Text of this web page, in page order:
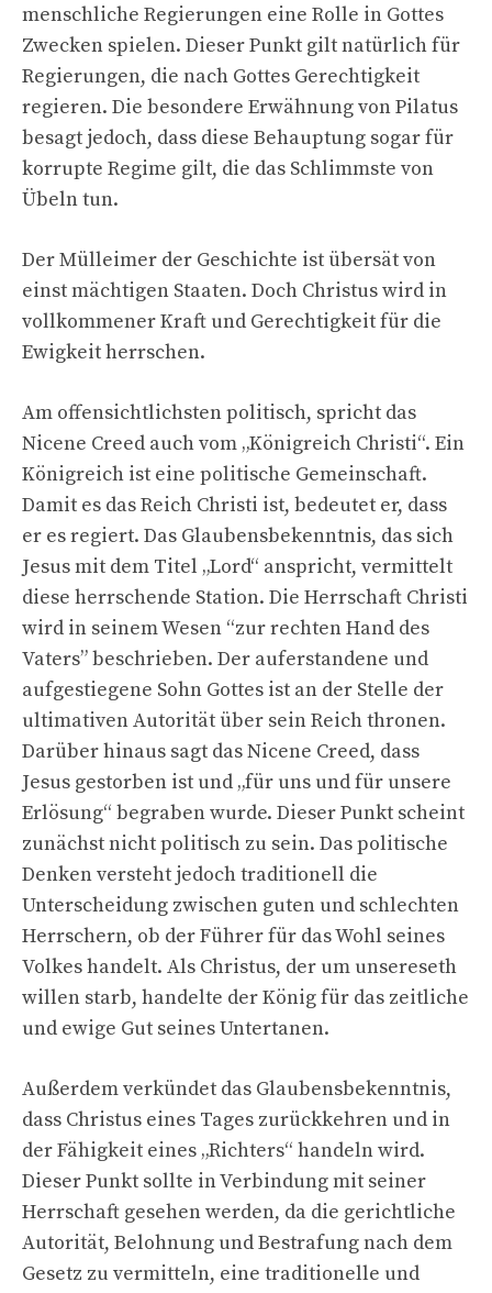
menschliche Regierungen eine Rolle in Gottes
Zwecken spielen. Dieser Punkt gilt natürlich für
Regierungen, die nach Gottes Gerechtigkeit
regieren. Die besondere Erwähnung von Pilatus
besagt jedoch, dass diese Behauptung sogar für
korrupte Regime gilt, die das Schlimmste von
Übeln tun.
Der Mülleimer der Geschichte ist übersät von
einst mächtigen Staaten. Doch Christus wird in
vollkommener Kraft und Gerechtigkeit für die
Ewigkeit herrschen.
Am offensichtlichsten politisch, spricht das
Nicene Creed auch vom „Königreich Christi“. Ein
Königreich ist eine politische Gemeinschaft.
Damit es das Reich Christi ist, bedeutet er, dass
er es regiert. Das Glaubensbekenntnis, das sich
Jesus mit dem Titel „Lord“ anspricht, vermittelt
diese herrschende Station. Die Herrschaft Christi
wird in seinem Wesen “zur rechten Hand des
Vaters” beschrieben. Der auferstandene und
aufgestiegene Sohn Gottes ist an der Stelle der
ultimativen Autorität über sein Reich thronen.
Darüber hinaus sagt das Nicene Creed, dass
Jesus gestorben ist und „für uns und für unsere
Erlösung“ begraben wurde. Dieser Punkt scheint
zunächst nicht politisch zu sein. Das politische
Denken versteht jedoch traditionell die
Unterscheidung zwischen guten und schlechten
Herrschern, ob der Führer für das Wohl seines
Volkes handelt. Als Christus, der um unsereseth
willen starb, handelte der König für das zeitliche
und ewige Gut seines Untertanen.
Außerdem verkündet das Glaubensbekenntnis,
dass Christus eines Tages zurückkehren und in
der Fähigkeit eines „Richters“ handeln wird.
Dieser Punkt sollte in Verbindung mit seiner
Herrschaft gesehen werden, da die gerichtliche
Autorität, Belohnung und Bestrafung nach dem
Gesetz zu vermitteln, eine traditionelle und